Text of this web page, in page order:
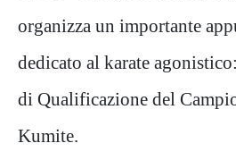
organizza un importante
dedicato al karate
di Qualificazione del
Kumite.